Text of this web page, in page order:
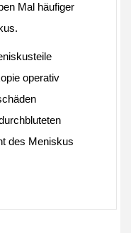
Mal häufiger
operativ
des Meniskus